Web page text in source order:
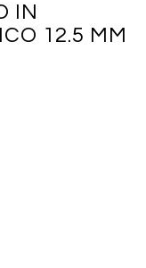
IN
12.5 MM